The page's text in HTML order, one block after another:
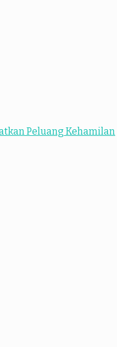
Peluang Kehamilan